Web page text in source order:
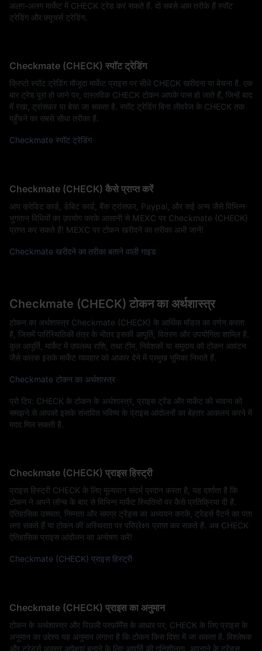
अलग-अलग मार्केट में CHECK ट्रेड कर सकते हैं. दो सबसे आम तरीके हैं स्पॉट
ट्रेडिंग और फ़्यूचर्स ट्रेडिंग.
Checkmate (CHECK) स्पॉट ट्रेडिंग
क्रिप्टो स्पॉट ट्रेडिंग मौजूदा मार्केट प्राइस पर सीधे CHECK खरीदना या बेचना है. एक
बार ट्रेड पूरा हो जाने पर, वास्तविक CHECK टोकन आपके पास हो जाते हैं, जिन्हें बाद
में रखा, ट्रांसफ़र या बेचा जा सकता है. स्पॉट ट्रेडिंग बिना लीवरेज के CHECK तक
पहुँचने का सबसे सीधा तरीका है.
Checkmate स्पॉट ट्रेडिंग
Checkmate (CHECK) कैसे प्राप्त करें
आप क्रेडिट कार्ड, डेबिट कार्ड, बैंक ट्रांसफ़र, Paypal, और कई अन्य जैसे विभिन्न
भुगतान विधियों का उपयोग करके आसानी से MEXC पर Checkmate (CHECK)
प्राप्त कर सकते हैं! MEXC पर टोकन खरीदने का तरीका अभी जानें!
Checkmate खरीदने का तरीका बताने वाली गाइड
Checkmate (CHECK) टोकन का अर्थशास्त्र
टोकन का अर्थशास्त्र Checkmate (CHECK) के आर्थिक मॉडल का वर्णन करता
है, जिसमें पारिस्थितिकी तंत्र के भीतर इसकी आपूर्ति, वितरण और उपयोगिता शामिल है.
कुल आपूर्ति, मार्केट में उपलब्ध राशि, तथा टीम, निवेशकों या समुदाय को टोकन आवंटन
जैसे कारक इसके मार्केट व्यवहार को आकार देने में प्रमुख भूमिका निभाते हैं.
Checkmate टोकन का अर्थशास्त्र
प्रो टिप: CHECK के टोकन के अर्थशास्त्र, प्राइस ट्रेंड और मार्केट की भावना को
समझने से आपको इसके संभावित भविष्य के प्राइस आंदोलनों का बेहतर आकलन करने में
मदद मिल सकती है.
Checkmate (CHECK) प्राइस हिस्ट्री
प्राइस हिस्ट्री CHECK के लिए मूल्यवान संदर्भ प्रदान करता है, यह दर्शाता है कि
टोकन ने अपने लॉन्च के बाद से विभिन्न मार्केट स्थितियों पर कैसे प्रतिक्रिया दी है.
ऐतिहासिक उच्चता, निम्नता और समग्र ट्रेंड्स का अध्ययन करके, ट्रेडर्स पैटर्न का पता
लगा सकते हैं या टोकन की अस्थिरता पर परिप्रेक्ष्य प्राप्त कर सकते हैं. अब CHECK
ऐतिहासिक प्राइस आंदोलन का अन्वेषण करें!
Checkmate (CHECK) प्राइस हिस्ट्री
Checkmate (CHECK) प्राइस का अनुमान
टोकन के अर्थशास्त्र और पिछली परफ़ॉर्मेंस के आधार पर, CHECK के लिए प्राइस के
अनुमान का उद्देश्य यह अनुमान लगाना है कि टोकन किस दिशा में जा सकता है. विश्लेषक
और ट्रेडर्स अक्सर अपेक्षाएं बनाने के लिए आपूर्ति की गतिशीलता, अपनाने के ट्रेंड्स,